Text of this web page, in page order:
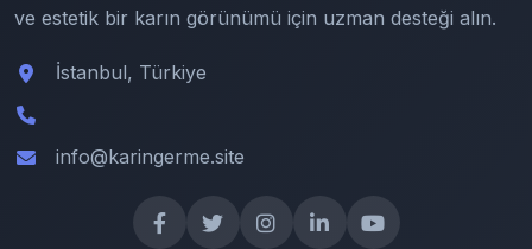
ve estetik bir karın görünümü için uzman desteği alın.
İstanbul, Türkiye
info@karingerme.site